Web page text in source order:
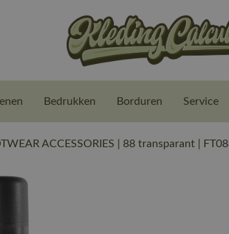
Bedrukken Borduren Service
ACCESSORIES | 88 transparant |